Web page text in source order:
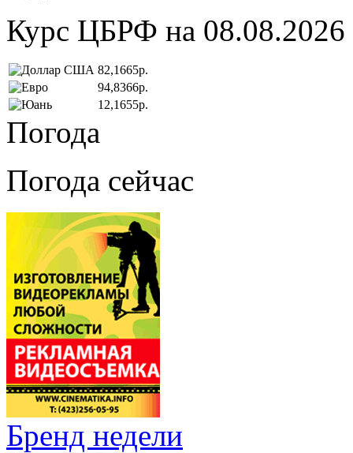
Курс ЦБРФ на 08.08.2026
82,1665р.
94,8366р.
12,1655р.
Погода
Погода сейчас
Бренд недели